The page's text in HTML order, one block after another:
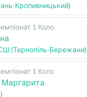
Кропивницький)
1 Коло
Бережани)
1 Коло